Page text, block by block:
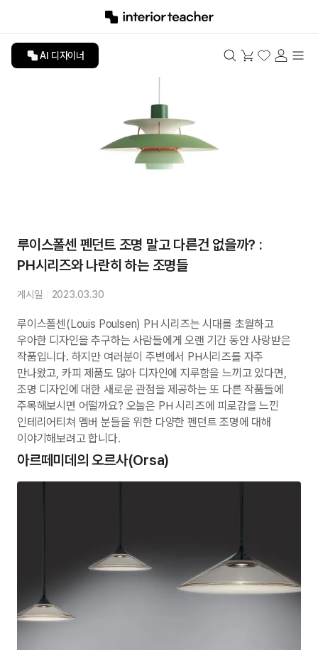
AI 디자이너
루이스폴센 펜던트 조명 말고 다른건 없을까? :
PH시리즈와 나란히 하는 조명들
게시일 2023.03.30
루이스폴센(Louis Poulsen) PH 시리즈는 시대를 초월하고
우아한 디자인을 추구하는 사람들에게 오랜 기간 동안 사랑받은
작품입니다. 하지만 여러분이 주변에서 PH시리즈를 자주
만나왔고, 카피 제품도 많아 디자인에 지루함을 느끼고 있다면,
조명 디자인에 대한 새로운 관점을 제공하는 또 다른 작품들에
주목해보시면 어떨까요? 오늘은 PH 시리즈에 피로감을 느낀
인테리어티쳐 멤버 분들을 위한 다양한 펜던트 조명에 대해
이야기해보려고 합니다.
아르떼미데의 오르사(Orsa)